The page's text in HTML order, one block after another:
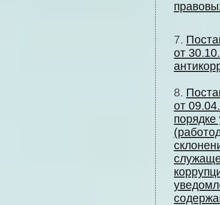
7.
от
8.
от